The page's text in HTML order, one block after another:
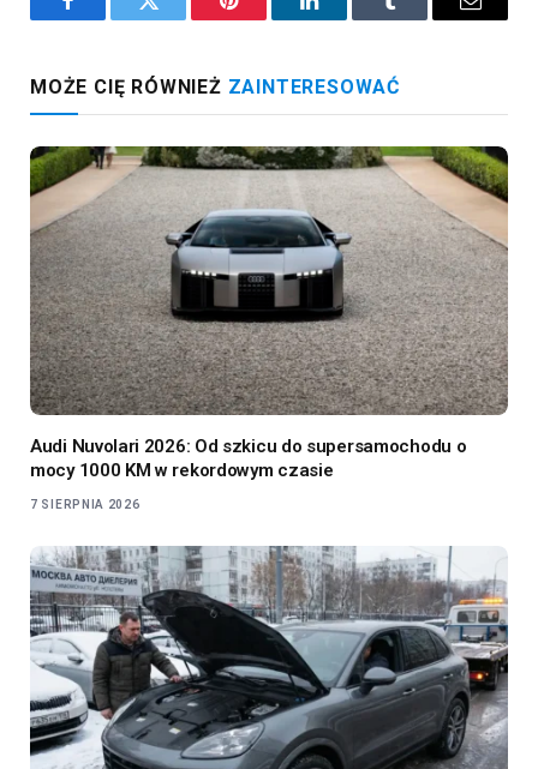
FacebookTwitter Pinterest LinkedInTumblr Email
MOŻE CIĘ RÓWNIEŻ ZAINTERESOWAĆ
Audi Nuvolari 2026: Od szkicu do supersamochodu o
mocy 1000 KM w rekordowym czasie
7 SIERPNIA 2026